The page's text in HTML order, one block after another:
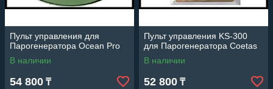
Пульт управления для
Парогенератора Ocean Pro
В наличии
54 800 ₸
Пульт управления KS-300
для Парогенератора Coetas
В наличии
52 800 ₸